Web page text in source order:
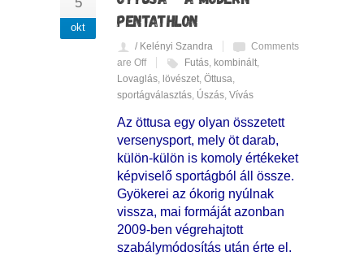
okt
PENTATHLON
/ Kelényi Szandra
Comments
are Off
Futás, kombinált,
Lovaglás, lövészet, Öttusa,
sportágválasztás, Úszás, Vívás
Az öttusa egy olyan összetett
versenysport, mely öt darab,
külön-külön is komoly értékeket
képviselő sportágból áll össze.
Gyökerei az ókorig nyúlnak
vissza, mai formáját azonban
2009-ben végrehajtott
szabálymódosítás után érte el.